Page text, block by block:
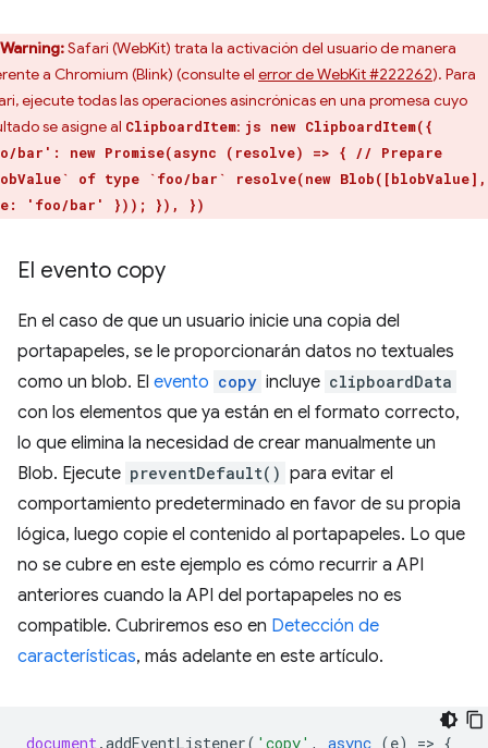
Warning:Safari (WebKit) trata la activación del usuario de manera
a Chromium (Blink) (consulte el error de WebKit #222262). Para
ejecute todas las operaciones asincrónicas en una promesa cuyo
se asigne al ClipboardItem: js new ClipboardItem({
bar': new Promise(async (resolve) => { // Prepare
of type `foo/bar` resolve(new
'foo/bar' })); }), })
El evento copy
En el caso de que un usuario inicie una copia del
portapapeles, se le proporcionarán datos no textuales
como un blob. El evento copy incluye clipboardData
con los elementos que ya están en el formato correcto,
lo que elimina la necesidad de crear manualmente un
Blob. Ejecute preventDefault() para evitar el
comportamiento predeterminado en favor de su propia
lógica, luego copie el contenido al portapapeles. Lo que
no se cubre en este ejemplo es cómo recurrir a API
anteriores cuando la API del portapapeles no es
compatible. Cubriremos eso en Detección de
características, más adelante en este artículo.
document.addEventListener( 'copy' , async (e) => {